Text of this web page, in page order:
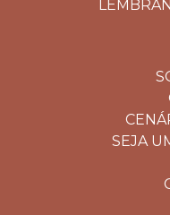
SEJA